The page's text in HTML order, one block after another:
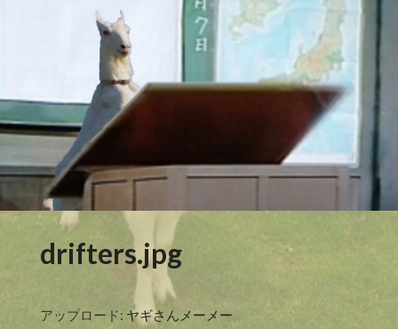
drifters.jpg
アップロード: ヤギさんメーメー